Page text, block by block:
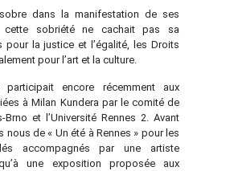
dans la manifestation de ses
cette sobriété ne cachait pas sa
la justice et l’égalité, les Droits
pour l’art et la culture.
encore récemment aux
à Milan Kundera par le comité de
Brno et l’Université Rennes 2. Avant
nous de « Un été à Rennes » pour les
accompagnés par une artiste
une exposition proposée aux